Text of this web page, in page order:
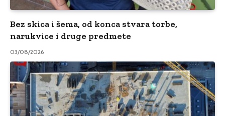
Bez skica i šema, od konca stvara torbe,
narukvice i druge predmete
03/08/2026